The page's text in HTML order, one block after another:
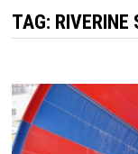
TAG: RIVERINE